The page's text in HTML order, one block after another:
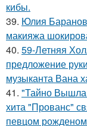
кибы.
39. Юлия
макияжа
40. 59-Летняя
предложение
музыканта Вана
41. "Тайно Вышла
хита "Прованс"
певцом